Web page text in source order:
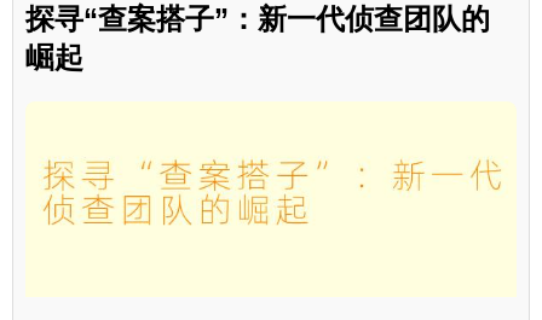
探寻“查案搭子”：新一代侦查团队的
崛起